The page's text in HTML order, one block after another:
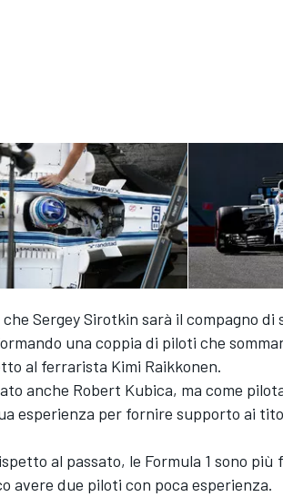
Sergey Sirotkin sarà il compagno di
una coppia di piloti che
al ferrarista Kimi Raikkonen.
anche Robert Kubica, ma come
esperienza per fornire supporto ai
al passato, le Formula 1 sono più
avere due piloti con poca esperienza.